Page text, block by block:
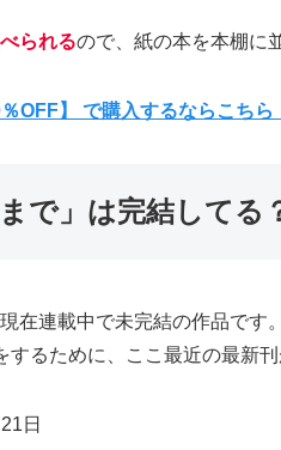
られるので、紙の本を本棚に
OFF】 で購入するならこちら
で」は完結してる
在連載中で未完結の作品で
るために、ここ最近の最新
日